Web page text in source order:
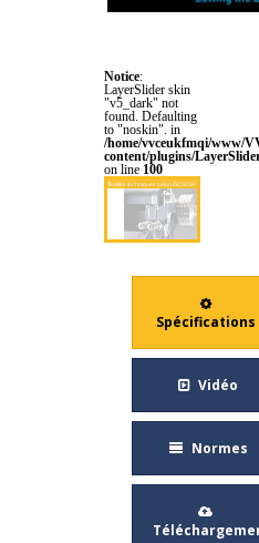
Notice:
LayerSlider skin
"v5_dark" not
found. Defaulting
to "noskin". in
/home/vvceukfmqi/www/
content/plugins/
on line 100
Textiles techniques selon ISO 9290
Spécifications
Vidéo
Normes